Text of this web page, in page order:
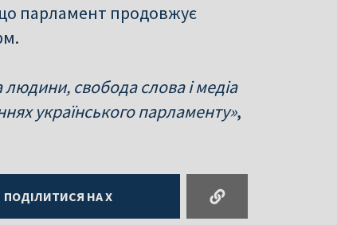
парламент продовжує
свобода слова і медіа
українського парламенту»,
ПОДІЛИТИСЯ НА X